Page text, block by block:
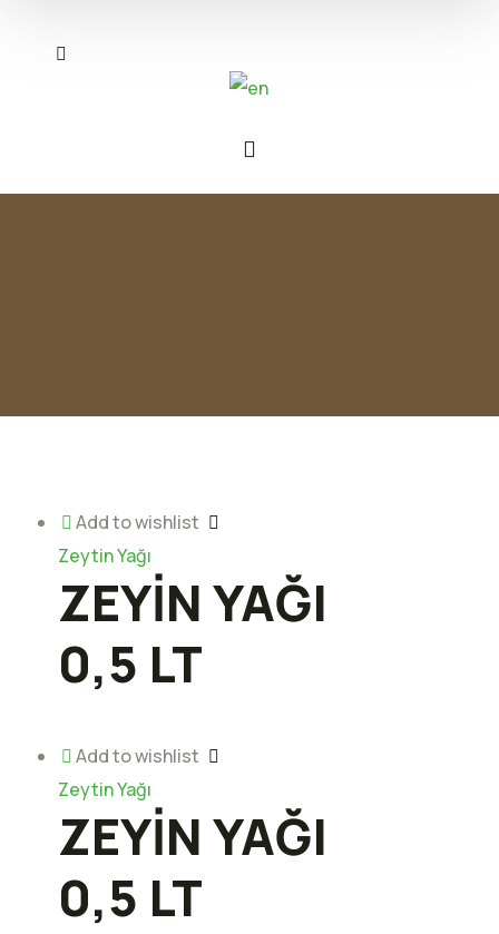
Add to wishlist
Zeytin Yağı
ZEYİN YAĞI
0,5 LT
Add to wishlist
Zeytin Yağı
ZEYİN YAĞI
0,5 LT